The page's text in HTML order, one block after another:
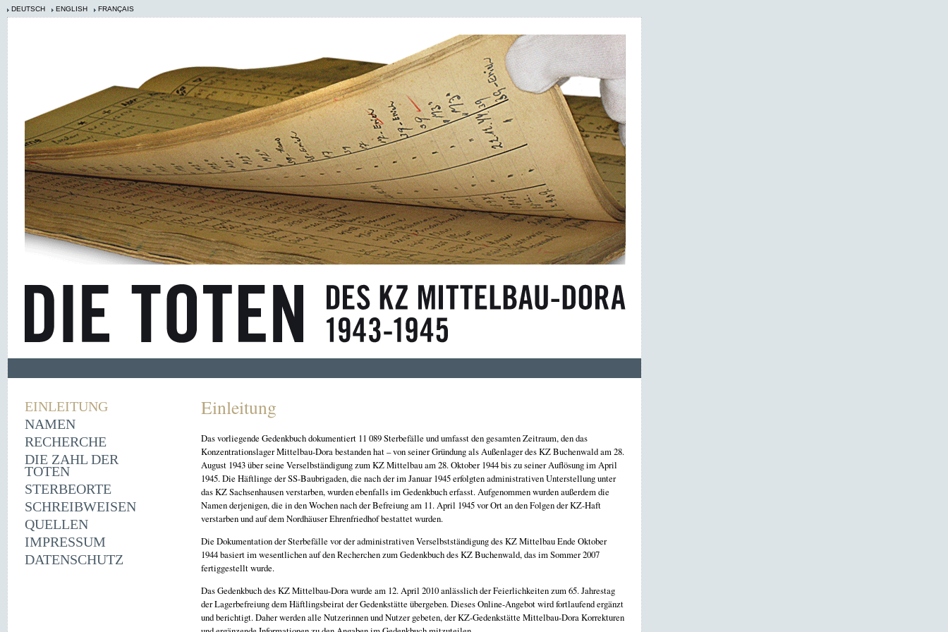
DEUTSCH ENGLISH FRANÇAIS
EINLEITUNG
NAMEN
RECHERCHE
DIE ZAHL DER
TOTEN
STERBEORTE
SCHREIBWEISEN
QUELLEN
IMPRESSUM
DATENSCHUTZ
Einleitung
Das vorliegende Gedenkbuch dokumentiert 11 089 Sterbefälle und umfasst den gesamten Zeitraum, den das
Konzentrationslager Mittelbau-Dora bestanden hat – von seiner Gründung als Außenlager des KZ Buchenwald am 28.
August 1943 über seine Verselbständigung zum KZ Mittelbau am 28. Oktober 1944 bis zu seiner Auflösung im April
1945. Die Häftlinge der SS-Baubrigaden, die nach der im Januar 1945 erfolgten administrativen Unterstellung unter
das KZ Sachsenhausen verstarben, wurden ebenfalls im Gedenkbuch erfasst. Aufgenommen wurden außerdem die
Namen derjenigen, die in den Wochen nach der Befreiung am 11. April 1945 vor Ort an den Folgen der KZ-Haft
verstarben und auf dem Nordhäuser Ehrenfriedhof bestattet wurden.
Die Dokumentation der Sterbefälle vor der administrativen Verselbstständigung des KZ Mittelbau Ende Oktober
1944 basiert im wesentlichen auf den Recherchen zum Gedenkbuch des KZ Buchenwald, das im Sommer 2007
fertiggestellt wurde.
Das Gedenkbuch des KZ Mittelbau-Dora wurde am 12. April 2010 anlässlich der Feierlichkeiten zum 65. Jahrestag
der Lagerbefreiung dem Häftlingsbeirat der Gedenkstätte übergeben. Dieses Online-Angebot wird fortlaufend ergänzt
und berichtigt. Daher werden alle Nutzerinnen und Nutzer gebeten, der KZ-Gedenkstätte Mittelbau-Dora Korrekturen